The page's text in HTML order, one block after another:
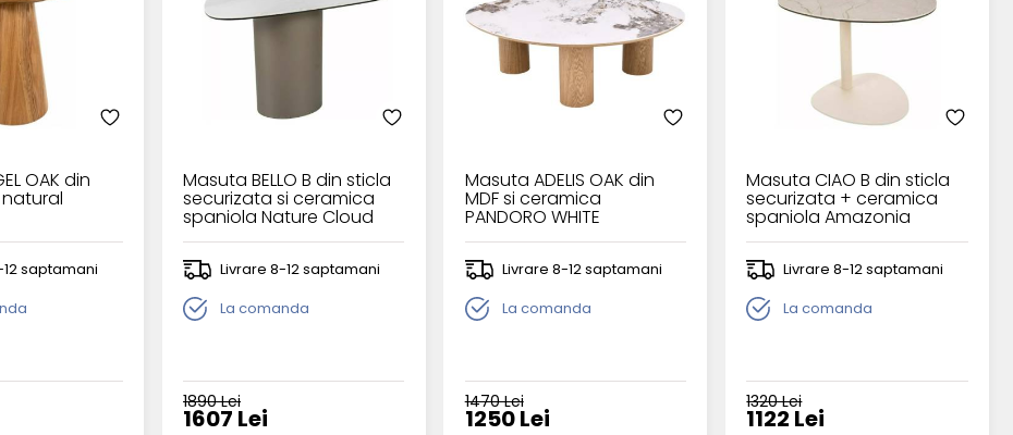
OAK din
natural
saptamani
Masuta BELLO B din sticla
securizata si ceramica
spaniola Nature Cloud
75x50xH50cm
Livrare 8-12 saptamani
La comanda
1890 Lei
1607 Lei
Masuta ADELIS OAK din
MDF si ceramica
PANDORO WHITE
Livrare 8-12 saptamani
La comanda
1470 Lei
1250 Lei
Masuta CIAO B din sticla
securizata + ceramica
spaniola Amazonia
58xH46cm
Livrare 8-12 saptamani
La comanda
1320 Lei
1122 Lei